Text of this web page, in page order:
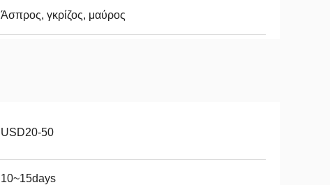
Άσπρος, γκρίζος, μαύρος
USD20-50
10~15days